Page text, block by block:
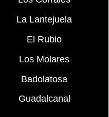
La Lantejuela
El Rubio
Los Molares
Badolatosa
Guadalcanal